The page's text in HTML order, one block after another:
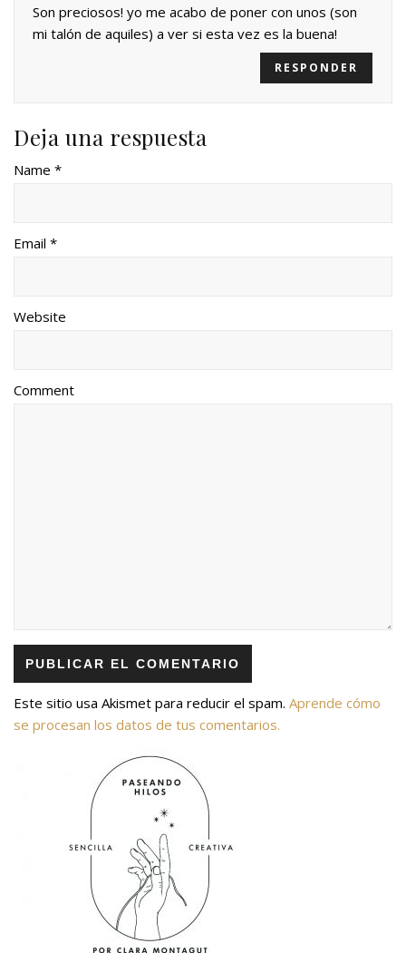
Son preciosos! yo me acabo de poner con unos (son
mi talón de aquiles) a ver si esta vez es la buena!
RESPONDER
Deja una respuesta
Name *
Email *
Website
Comment
Este sitio usa Akismet para reducir el spam. Aprende cómo
se procesan los datos de tus comentarios.